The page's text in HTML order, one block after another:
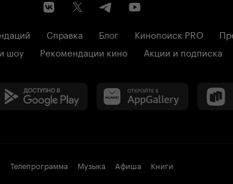
Справка Блог Кинопоиск PRO
шоу Рекомендации кино Акции и подписка
Телепрограмма Музыка Афиша Книги